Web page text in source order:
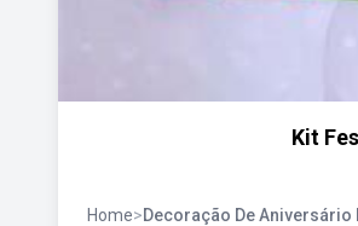
Kit
Home>Decoração De Aniversário